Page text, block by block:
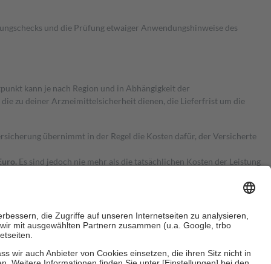
und die Prüfung etwaiger Anwendungshinweise des
kann je nach Region und in Abhängigkeit der
zu deiner Arzneimittelsicherheit dienen, die Lieferfrist um die
übernimmt in der Regel die Kosten dafür, der Versicherte
Es sind jedoch nie mehr als die tatsächlichen Kosten der Leistung
Zuzahlungen an bei: